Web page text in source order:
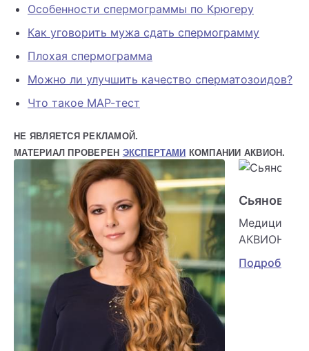
Особенности спермограммы по Крюгеру
Как уговорить мужа сдать спермограмму
Плохая спермограмма
Можно ли улучшить качество сперматозоидов?
Что такое МАР-тест
НЕ ЯВЛЯЕТСЯ РЕКЛАМОЙ.
МАТЕРИАЛ ПРОВЕРЕН ЭКСПЕРТАМИ КОМПАНИИ АКВИОН.
Сьянова
АКВИОН
Подробнее